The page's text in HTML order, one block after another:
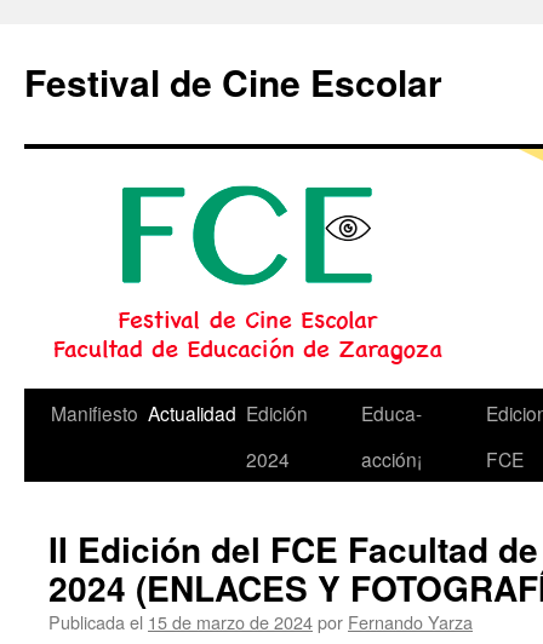
Festival de Cine Escolar
Saltar
Manifiesto Actualidad Edición
2024
Educa-
acción¡
FCE
II Edición del FCE Facultad
2024 (ENLACES Y
Publicada el 15 de marzo de 2024por Fernando Yarza